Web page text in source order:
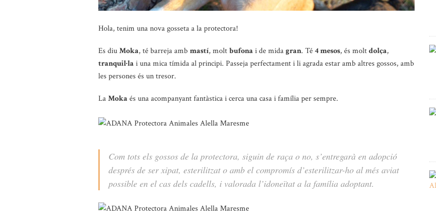
Hola, tenim una nova gosseta a la protectora!
Es diuMoka, té barreja ambmastí, moltbufona i de midagran. Té4 mesos, és moltdolça,
tranquil·la i una mica tímida al principi. Passeja perfectament i li agrada estar amb altres gossos, amb
les persones és un tresor.
LaMoka és una acompanyant fantàstica i cerca una casa i família per sempre.
Com tots els gossos de la protectora, siguin de raça o no, s’entregarà en adopció
després de ser xipat, esterilitzat o amb el compromís d’esterilitzar-ho al més aviat
possible en el cas dels cadells, i valorada l’idoneïtat a la família adoptant.